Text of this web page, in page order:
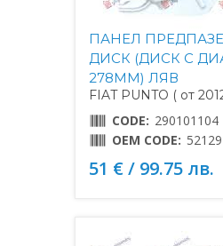
ПАНЕЛ
ДИСК (ДИСК С
278MM) ЛЯВ
FIAT PUNTO ( от
CODE: 290101104
OEM CODE:
51 € / 99.75 лв.